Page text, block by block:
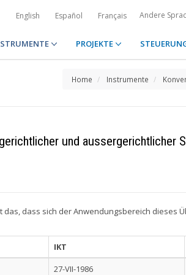
English Español Français Andere
PROJEKTE
Home Instrumente
und aussergerichtlicher
dass sich der Anwendungsbereich dieses
IKT
27-VII-1986